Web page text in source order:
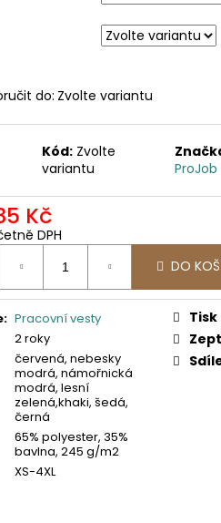
do: Zvolte variantu
Kód: Zvolte
variantu
ProJob
Kč
DPH
DO
: Pracovní vesty
2 roky
červená, nebesky
modrá, námořnická
modrá, lesní
zelená,khaki, šedá,
černá
65% polyester, 35%
bavlna, 245 g/m2
XS-4XL
Tisk